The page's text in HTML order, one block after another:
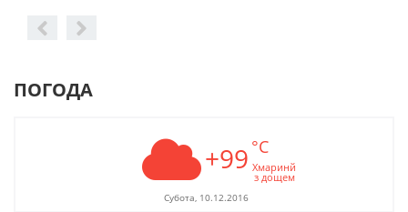
ПОГОДА
+99 °C
Хмаринй
з дощем
Субота, 10.12.2016